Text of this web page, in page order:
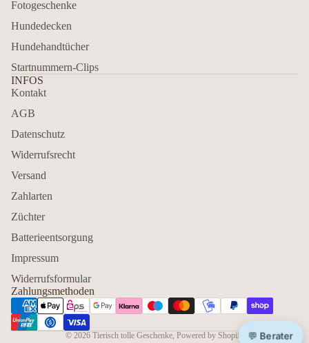
Fotogeschenke
Hundedecken
Hundehandtücher
Startnummern-Clips
INFOS
Kontakt
AGB
Datenschutz
Widerrufsrecht
Versand
Zahlarten
Züchter
Batterieentsorgung
Impressum
Widerrufsformular
Zahlungsmethoden
© 2026 Tierisch tolle Geschenke, Powered by Shopify 💬 Berater